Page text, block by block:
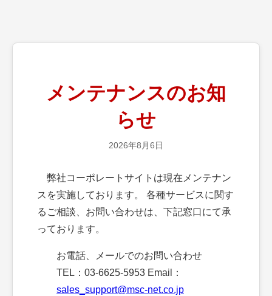
メンテナンスのお知
らせ
2026年8月6日
弊社コーポレートサイトは現在メンテナン
スを実施しております。 各種サービスに関す
るご相談、お問い合わせは、下記窓口にて承
っております。
お電話、メールでのお問い合わせ
TEL：03-6625-5953 Email：
sales_support@msc-net.co.jp